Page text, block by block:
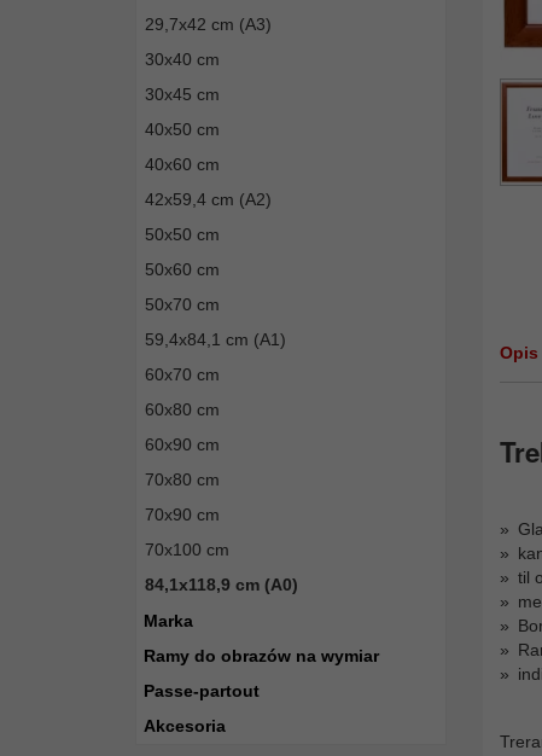
29,7x42 cm (A3)
30x40 cm
30x45 cm
40x50 cm
40x60 cm
42x59,4 cm (A2)
50x50 cm
50x60 cm
50x70 cm
59,4x84,1 cm (A1)
60x70 cm
60x80 cm
60x90 cm
70x80 cm
70x90 cm
70x100 cm
84,1x118,9 cm (A0)
Marka
Ramy do obrazów na wymiar
Passe-partout
Akcesoria
Opis
til